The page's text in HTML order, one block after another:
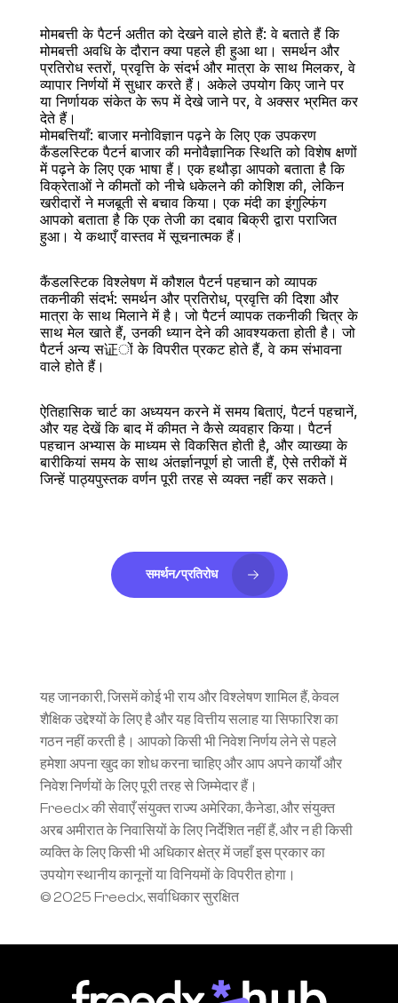
मोमबत्ती के पैटर्न अतीत को देखने वाले होते हैं: वे बताते हैं कि
मोमबत्ती अवधि के दौरान क्या पहले ही हुआ था। समर्थन और
प्रतिरोध स्तरों, प्रवृत्ति के संदर्भ और मात्रा के साथ मिलकर, वे
व्यापार निर्णयों में सुधार करते हैं। अकेले उपयोग किए जाने पर
या निर्णायक संकेत के रूप में देखे जाने पर, वे अक्सर भ्रमित कर
देते हैं।
मोमबत्तियाँ: बाजार मनोविज्ञान पढ़ने के लिए एक उपकरण
कैंडलस्टिक पैटर्न बाजार की मनोवैज्ञानिक स्थिति को विशेष क्षणों
में पढ़ने के लिए एक भाषा हैं। एक हथौड़ा आपको बताता है कि
विक्रेताओं ने कीमतों को नीचे धकेलने की कोशिश की, लेकिन
खरीदारों ने मजबूती से बचाव किया। एक मंदी का इंगुल्फिंग
आपको बताता है कि एक तेजी का दबाव बिक्री द्वारा पराजित
हुआ। ये कथाएँ वास्तव में सूचनात्मक हैं।
कैंडलस्टिक विश्लेषण में कौशल पैटर्न पहचान को व्यापक
तकनीकी संदर्भ: समर्थन और प्रतिरोध, प्रवृत्ति की दिशा और
मात्रा के साथ मिलाने में है। जो पैटर्न व्यापक तकनीकी चित्र के
साथ मेल खाते हैं, उनकी ध्यान देने की आवश्यकता होती है। जो
पैटर्न अन्य स证ों के विपरीत प्रकट होते हैं, वे कम संभावना
वाले होते हैं।
ऐतिहासिक चार्ट का अध्ययन करने में समय बिताएं, पैटर्न पहचानें,
और यह देखें कि बाद में कीमत ने कैसे व्यवहार किया। पैटर्न
पहचान अभ्यास के माध्यम से विकसित होती है, और व्याख्या के
बारीकियां समय के साथ अंतर्ज्ञानपूर्ण हो जाती हैं, ऐसे तरीकों में
जिन्हें पाठ्यपुस्तक वर्णन पूरी तरह से व्यक्त नहीं कर सकते।
समर्थन/प्रतिरोध
यह जानकारी, जिसमें कोई भी राय और विश्लेषण शामिल हैं, केवल
शैक्षिक उद्देश्यों के लिए है और यह वित्तीय सलाह या सिफारिश का
गठन नहीं करती है। आपको किसी भी निवेश निर्णय लेने से पहले
हमेशा अपना खुद का शोध करना चाहिए और आप अपने कार्यों और
निवेश निर्णयों के लिए पूरी तरह से जिम्मेदार हैं।
Freedx की सेवाएँ संयुक्त राज्य अमेरिका, कैनेडा, और संयुक्त
अरब अमीरात के निवासियों के लिए निर्देशित नहीं हैं, और न ही किसी
व्यक्ति के लिए किसी भी अधिकार क्षेत्र में जहाँ इस प्रकार का
उपयोग स्थानीय कानूनों या विनियमों के विपरीत होगा।
© 2025 Freedx, सर्वाधिकार सुरक्षित